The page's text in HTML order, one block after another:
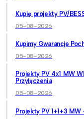
Kupię projekty PV/
05-08-2026
Kupimy Gwarancje
05-08-2026
Projekty PV 4x1 MW
Przyłączenia
05-08-2026
Projekty PV 1+1+3